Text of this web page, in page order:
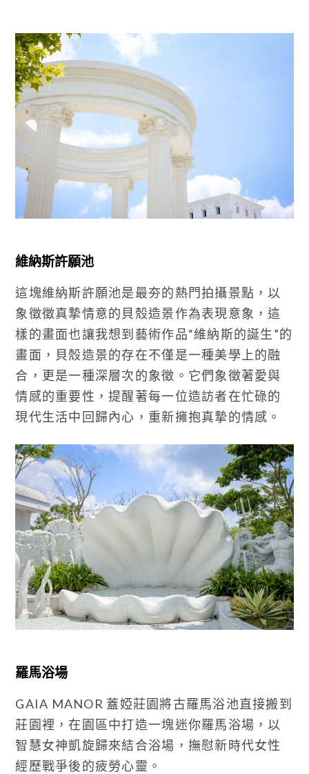
維納斯許願池
這塊維納斯許願池是最夯的熱門拍攝景點，以
象徵徵真摯情意的貝殼造景作為表現意象，這
樣的畫面也讓我想到藝術作品“維納斯的誕生”的
畫面，貝殼造景的存在不僅是一種美學上的融
合，更是一種深層次的象徵。它們象徵著愛與
情感的重要性，提醒著每一位造訪者在忙碌的
現代生活中回歸內心，重新擁抱真摯的情感。
羅馬浴場
GAIA MANOR 蓋婭莊園將古羅馬浴池直接搬到
莊園裡，在園區中打造一塊迷你羅馬浴場，以
智慧女神凱旋歸來結合浴場，撫慰新時代女性
經歷戰爭後的疲勞心靈。